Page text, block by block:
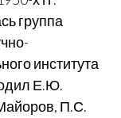
группа
института
Е.Ю.
П.С.